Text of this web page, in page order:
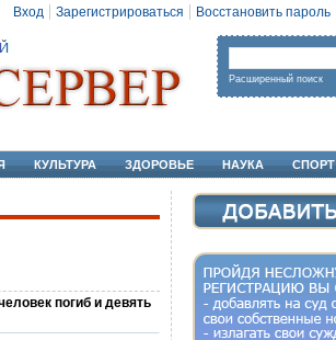
Вход Зарегистрироваться Восстановить пароль
Расширенный поиск
КУЛЬТУРА ЗДОРОВЬЕ НАУКА СПОРТ
погиб и девять